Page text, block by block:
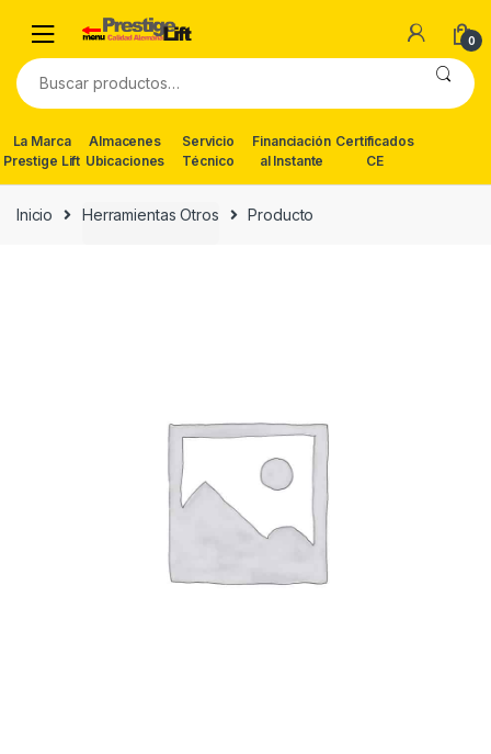
navigation
content
0
Buscar
por:
La Marca
Prestige Lift
Almacenes
Ubicaciones
Servicio
Técnico
Financiación
al Instante
Certificados
CE
Inicio Herramientas Otros Producto